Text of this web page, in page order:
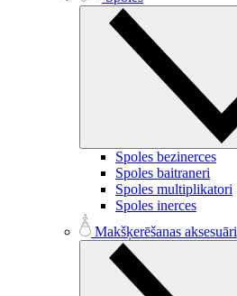
Spoles bezinerces
Spoles baitraneri
Spoles multiplikatori
Spoles inerces
Makšķerēšanas aksesuāri